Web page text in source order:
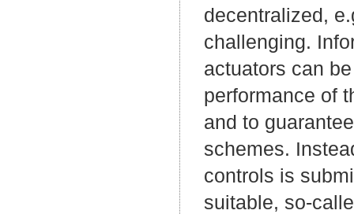
decentralized,
challenging.
actuators can
performance of
and to
schemes.
controls is
suitable, so-